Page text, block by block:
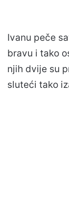
Ivanu peče
bravu i tako
njih dvije su
sluteći tako